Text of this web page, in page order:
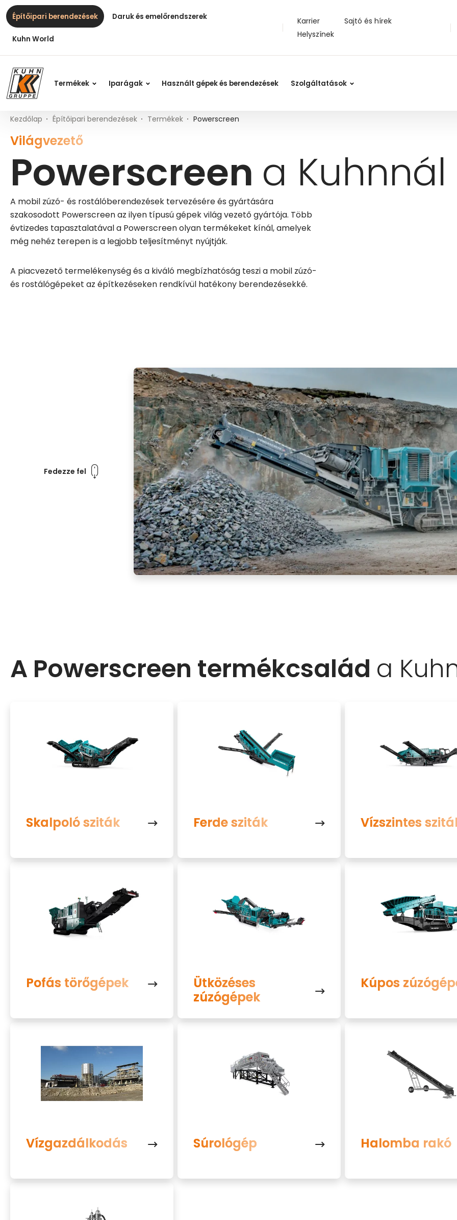
Fő tartalom
Tartalomjegyzék
Fő navigáció
Table Of ContentPowerscreen a Kuhnnál
Építőipari berendezések Daruk és emelőrendszerek
Kuhn World
Karrier
Sajtó és hírek
Helyszínek
Termékek Iparágak Használt gépek és berendezések Szolgáltatások
Kezdőlap Építőipari berendezések Termékek Powerscreen
Világvezető
Powerscreen a Kuhnnál
A mobil zúzó- és rostálóberendezések tervezésére és gyártására
szakosodott Powerscreen az ilyen típusú gépek világ vezető gyártója. Több
évtizedes tapasztalatával a Powerscreen olyan termékeket kínál, amelyek
még nehéz terepen is a legjobb teljesítményt nyújtják.
A piacvezető termelékenység és a kiváló megbízhatóság teszi a mobil zúzó-
és rostálógépeket az építkezéseken rendkívül hatékony berendezésekké.
Fedezze fel
A Powerscreen termékcsalád a
Skalpoló sziták Ferde sziták Vízszintes
Pofás törőgépek
Ütközéses
zúzógépek
Kúpos
Vízgazdálkodás Súrológép Halomba rakó